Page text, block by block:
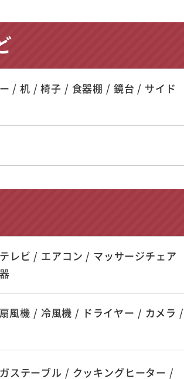
/ 机 / 椅子 / 食器棚 / 鏡台 / サイド
レビ / エアコン / マッサージチェア
風機 / 冷風機 / ドライヤー / カメラ /
ステーブル / クッキングヒーター /